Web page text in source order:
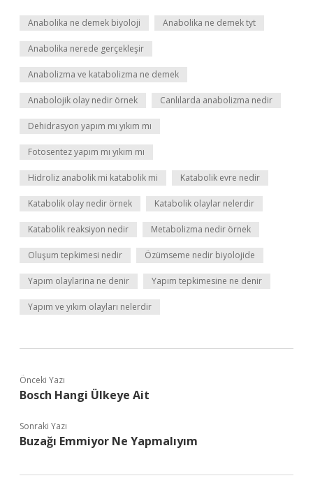
Anabolika ne demek biyoloji Anabolika ne demek tyt
Anabolika nerede gerçekleşir
Anabolizma ve katabolizma ne demek
Anabolojik olay nedir örnek Canlılarda anabolizma nedir
Dehidrasyon yapım mı yıkım mı
Fotosentez yapım mı yıkım mı
Hidroliz anabolik mi katabolik mi Katabolik evre nedir
Katabolik olay nedir örnek Katabolik olaylar nelerdir
Katabolik reaksiyon nedir Metabolizma nedir örnek
Oluşum tepkimesi nedir Özümseme nedir biyolojide
Yapım olaylarina ne denir Yapım tepkimesine ne denir
Yapım ve yıkım olayları nelerdir
Önceki Yazı
Bosch Hangi Ülkeye Ait
Sonraki Yazı
Buzağı Emmiyor Ne Yapmalıyım